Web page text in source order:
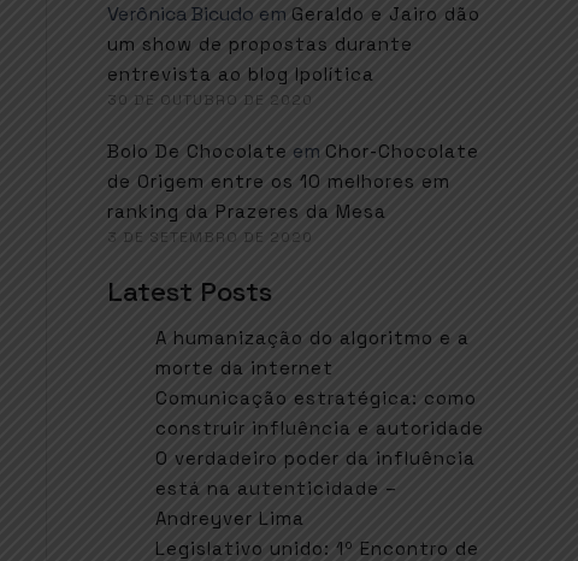
Verônica Bicudo em Geraldo e Jairo dão
um show de propostas durante
entrevista ao blog Ipolítica
30 DE OUTUBRO DE 2020
Bolo De Chocolate em Chor-Chocolate
de Origem entre os 10 melhores em
ranking da Prazeres da Mesa
3 DE SETEMBRO DE 2020
Latest Posts
A humanização do algoritmo e a
morte da internet
Comunicação estratégica: como
construir influência e autoridade
O verdadeiro poder da influência
está na autenticidade –
Andreyver Lima
Legislativo unido: 1º Encontro de